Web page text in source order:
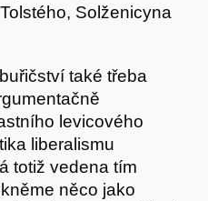
Solženicyna
také třeba
levicového
liberalismu
totiž vedena tím
něco jako